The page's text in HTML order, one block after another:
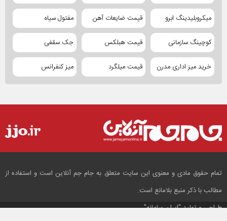
میکروبلیدینگ ابرو قیمت ضایعات آهن مفتول سیاه
کوچینگ سازمانی قیمت هبلکس جک سقفی
خرید میز اداری مدرن قیمت میلگرد میز کنفرانس
تمام حقوق مادی و معنوی این سایت متعلق به جام جم آنلاین است و استفاده از
مطالب با ذکر منبع بلامانع است.
طراحی و تولید"ایران سامانه"